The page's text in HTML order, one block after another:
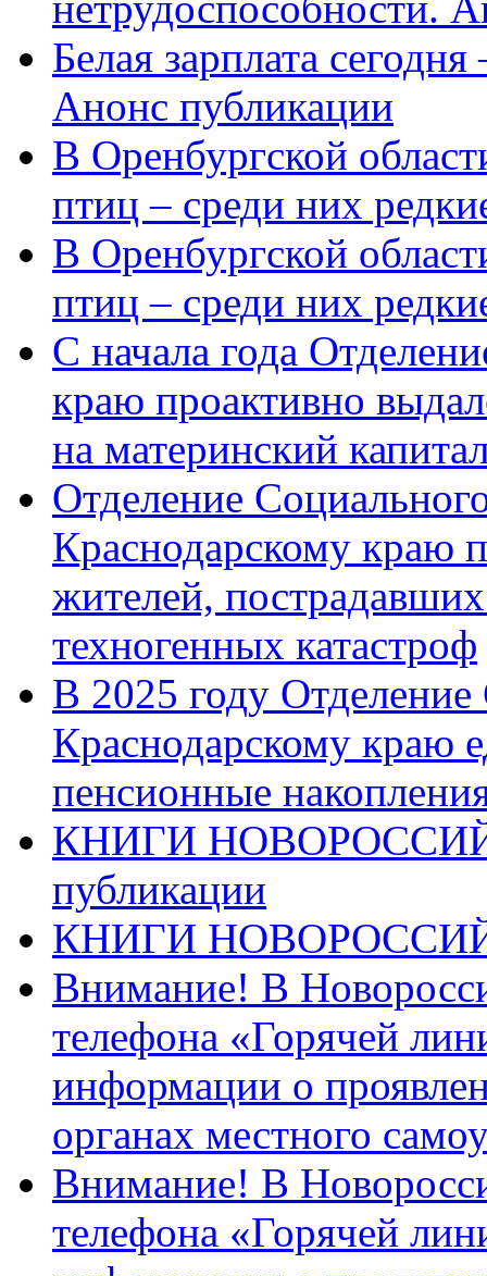
Белая зарплата
Анонс публикации
В Оренбургской
птиц – среди них
В Оренбургской
птиц – среди них
С начала года
краю проактивно
на материнский
Отделение
Краснодарскому краю
жителей,
техногенных катастроф
В 2025 году
Краснодарскому краю
пенсионные
КНИГИ
публикации
КНИГИ
Внимание! В
телефона «Горячей
информации о
органах местного
Внимание! В
телефона «Горячей